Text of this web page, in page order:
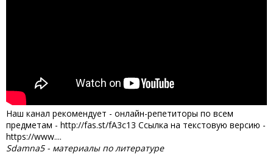
Наш канал рекомендует - онлайн-репетиторы по всем
предметам - http://fas.st/fA3c13 Ссылка на текстовую версию -
https://www....
Sdamna5 - материалы по литературе